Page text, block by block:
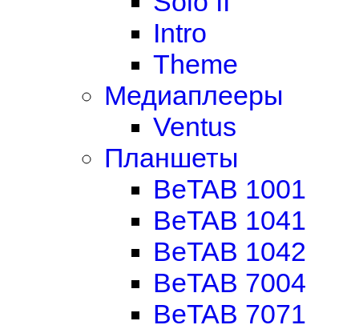
Intro
Theme
Медиаплееры
Ventus
Планшеты
BeTAB 1001
BeTAB 1041
BeTAB 1042
BeTAB 7004
BeTAB 7071